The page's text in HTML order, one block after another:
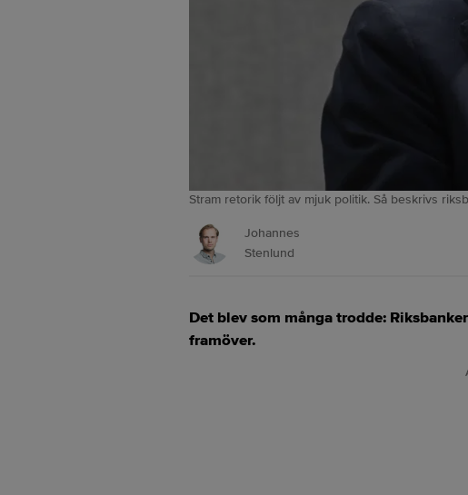
Stram retorik följt av mjuk politik. Så beskrivs
Johannes
Stenlund
Det blev som många trodde:
framöver.